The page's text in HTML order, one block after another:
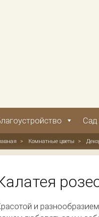
Сад
> Комнатные цветы >
и